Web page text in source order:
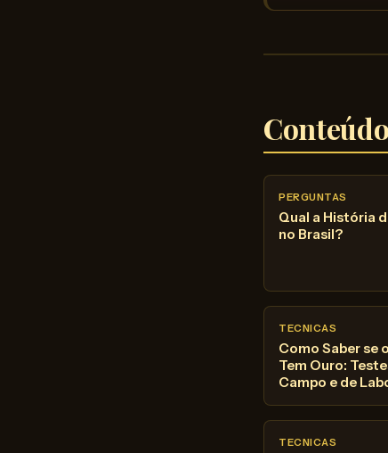
PERGUNTAS
Qual a História
no Brasil?
TECNICAS
Como Saber se
Tem Ouro:
Campo e de
TECNICAS